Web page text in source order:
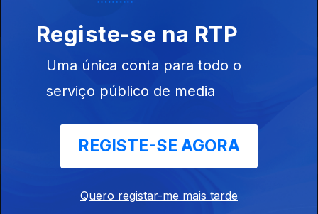
Instale a aplicação RTP Play
CarPlay
Registe-se na RTP
Uma única conta para todo o
serviço público de media
REGISTE-SE AGORA
Quero registar-me mais tarde